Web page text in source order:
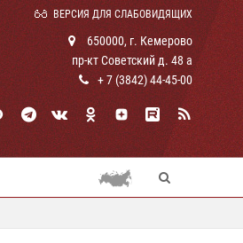
ВЕРСИЯ ДЛЯ СЛАБОВИДЯЩИХ
650000, г. Кемерово
пр-кт Советский д. 48 а
+ 7 (3842) 44-45-00